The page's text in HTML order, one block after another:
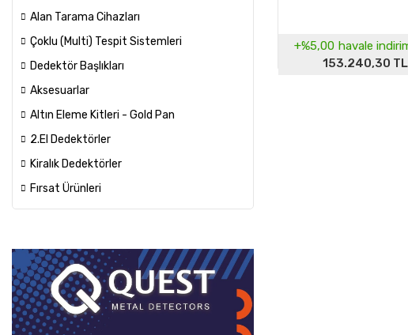
Alan Tarama Cihazları
Çoklu (Multi) Tespit Sistemleri
Dedektör Başlıkları
Aksesuarlar
Altın Eleme Kitleri - Gold Pan
2.El Dedektörler
Kiralık Dedektörler
Fırsat Ürünleri
+%5,00 havale
153.240,30 TL